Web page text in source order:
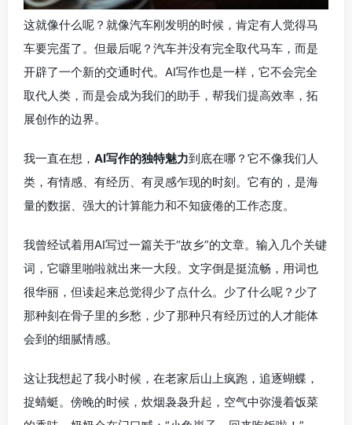
这就像什么呢？就像汽车刚发明的时候，肯定有人觉得马
车要完蛋了。但最后呢？汽车并没有完全取代马车，而是
开辟了一个新的交通时代。AI写作也是一样，它不会完全
取代人类，而是会成为我们的助手，帮我们提高效率，拓
展创作的边界。
我一直在想， AI写作的独特魅力到底在哪？它不像我们人
类，有情感、有经历、有灵感乍现的时刻。它有的，是海
量的数据、强大的计算能力和不知疲倦的工作态度。
我曾经试着用AI写过一篇关于“故乡”的文章。输入几个关键
词，它噼里啪啦就出来一大段。文字倒是挺流畅，用词也
很华丽，但读起来总觉得少了点什么。少了什么呢？少了
那种刻在骨子里的乡愁，少了那种只有经历过的人才能体
会到的细腻情感。
这让我想起了我小时候，在老家后山上疯跑，追逐蝴蝶，
捉蜻蜓。傍晚的时候，炊烟袅袅升起，空气中弥漫着饭菜